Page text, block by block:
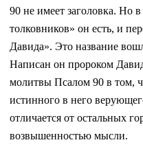
90 не имеет заголовка. Но
толковников» он есть, и
Давида». Это название
Написан он пророком
молитвы Псалом 90 в том,
истинного в него
отличается от остальных
возвышенностью мысли.